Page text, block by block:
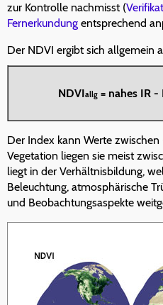
zur Kontrolle nachmisst (
Fernerkundung entsprechend
Der NDVI ergibt sich allgemein
NDVIallg= nahes IR -
Der Index kann Werte
Vegetation liegen sie meist
liegt in der Verhältnisbildung,
Beleuchtung, atmosphärische
und Beobachtungsaspekte